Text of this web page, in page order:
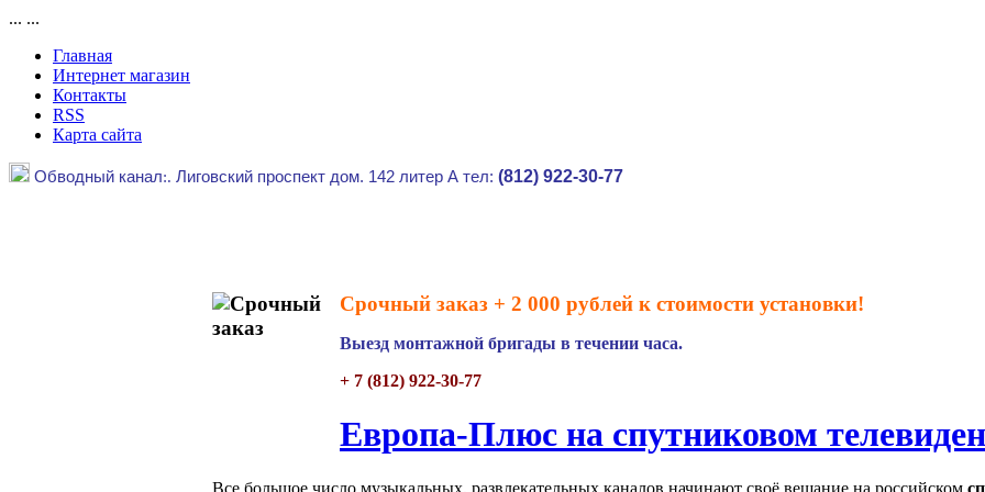
... ...
Главная
Интернет магазин
Контакты
RSS
Карта сайта
Обводный канал:. Лиговский проспект дом. 142 литер А тел: (812) 922-30-77
Срочный заказ + 2 000 рублей к стоимости установки!
Выезд монтажной бригады в течении часа.
+ 7 (812) 922-30-77
Европа-Плюс на спутниковом
Все большое число музыкальных, развлекательных каналов начинают своё вещание на российском